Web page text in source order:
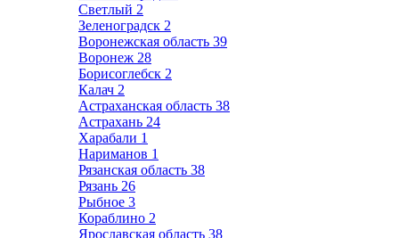
Светлый 2
Зеленоградск 2
Воронежская область 39
Воронеж 28
Борисоглебск 2
Калач 2
Астраханская область 38
Астрахань 24
Харабали 1
Нариманов 1
Рязанская область 38
Рязань 26
Рыбное 3
Кораблино 2
Ярославская область 38